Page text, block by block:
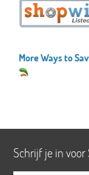
More Ways to
Schrijf je in